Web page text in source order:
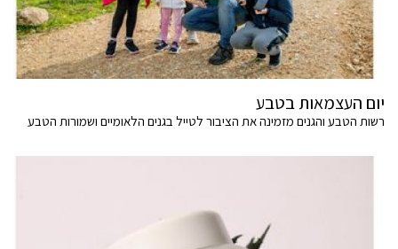
יום העצמאות בטבע
רשות הטבע והגנים מזמינה את הציבור לטייל בגנים הלאומיים ושמורות הטבע